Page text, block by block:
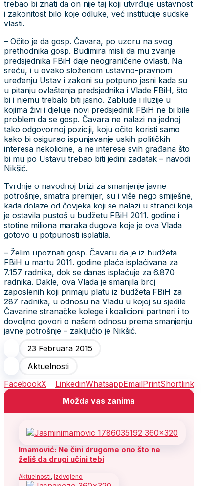
trebao bi znati da on nije taj koji utvrđuje ustavnost
i zakonitost bilo koje odluke, već institucije sudske
vlasti.
– Očito je da gosp. Čavara, po uzoru na svog
prethodnika gosp. Budimira misli da mu zvanje
predsjednika FBiH daje neograničene ovlasti. Na
sreću, i u ovako složenom ustavno-pravnom
uređenju Ustav i zakoni su potpuno jasni kada su
u pitanju ovlaštenja predsjednika i Vlade FBiH, što
bi i njemu trebalo biti jasno. Zablude i iluzije u
kojima živi i djeluje novi predsjednik FBiH ne bi bile
problem da se gosp. Čavara ne nalazi na jednoj
tako odgovornoj poziciji, koju očito koristi samo
kako bi osigurao ispunjavanje uskih političkih
interesa nekolicine, a ne interese svih građana što
bi mu po Ustavu trebao biti jedini zadatak – navodi
Nikšić.
Tvrdnje o navodnoj brizi za smanjenje javne
potrošnje, smatra premijer, su i više nego smiješne,
kada dolaze od čovjeka koji se nalazi u stranci koja
je ostavila pustoš u budžetu FBiH 2011. godine i
stotine miliona maraka dugova koje je ova Vlada
gotovo u potpunosti isplatila.
– Želim upoznati gosp. Čavaru da je iz budžeta
FBiH u martu 2011. godine plaća isplaćivana za
7.157 radnika, dok se danas isplaćuje za 6.870
radnika. Dakle, ova Vlada je smanjila broj
zaposlenih koji primaju platu iz budžeta FBiH za
287 radnika, u odnosu na Vladu u kojoj su sjedile
Čavarine stranačke kolege i koalicioni partneri i to
dovoljno govori o našem odnosu prema smanjenju
javne potrošnje – zaključio je Nikšić.
23 Februara 2015
Aktuelnosti
FacebookX LinkedinWhatsappEmailPrintShortlink
Možda vas zanima
Imamović: Ne čini drugome ono što ne
želiš da drugi učini tebi
Aktuelnosti, Izdvojeno